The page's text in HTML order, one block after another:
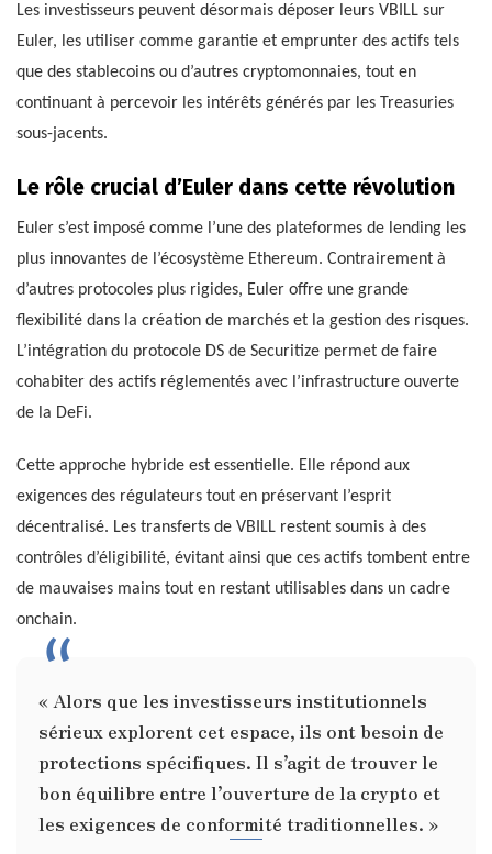
Les investisseurs peuvent désormais déposer leurs VBILL sur
Euler, les utiliser comme garantie et emprunter des actifs tels
que des stablecoins ou d’autres cryptomonnaies, tout en
continuant à percevoir les intérêts générés par les Treasuries
sous-jacents.
Le rôle crucial d’Euler dans cette révolution
Euler s’est imposé comme l’une des plateformes de lending les
plus innovantes de l’écosystème Ethereum. Contrairement à
d’autres protocoles plus rigides, Euler offre une grande
flexibilité dans la création de marchés et la gestion des risques.
L’intégration du protocole DS de Securitize permet de faire
cohabiter des actifs réglementés avec l’infrastructure ouverte
de la DeFi.
Cette approche hybride est essentielle. Elle répond aux
exigences des régulateurs tout en préservant l’esprit
décentralisé. Les transferts de VBILL restent soumis à des
contrôles d’éligibilité, évitant ainsi que ces actifs tombent entre
de mauvaises mains tout en restant utilisables dans un cadre
onchain.
« Alors que les investisseurs institutionnels
sérieux explorent cet espace, ils ont besoin de
protections spécifiques. Il s’agit de trouver le
bon équilibre entre l’ouverture de la crypto et
les exigences de conformité traditionnelles. »